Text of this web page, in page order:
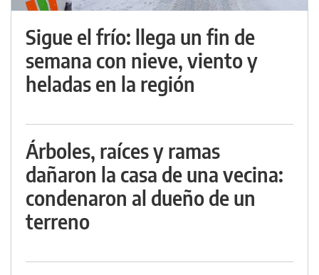
Sigue el frío: llega un fin de
semana con nieve, viento y
heladas en la región
Árboles, raíces y ramas
dañaron la casa de una vecina:
condenaron al dueño de un
terreno